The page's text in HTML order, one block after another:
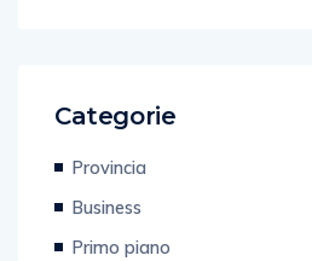
Categorie
Provincia
Business
Primo piano